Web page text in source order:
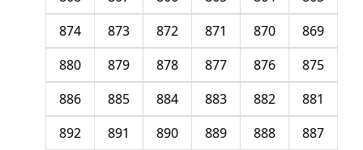
869
870
871
872
873
874
875
876
877
878
879
880
881
882
883
884
885
886
887
888
889
890
891
892